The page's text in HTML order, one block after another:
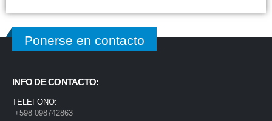
Ponerse en contacto
INFO DE CONTACTO:
TELEFONO:
+598 098742863